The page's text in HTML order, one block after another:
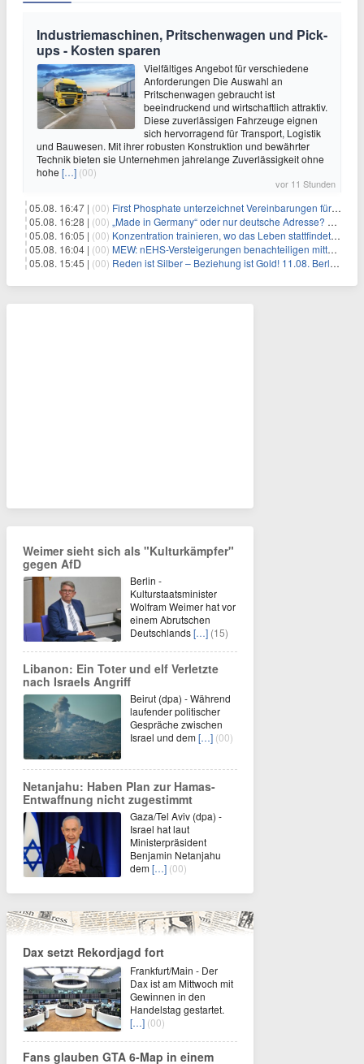
Industriemaschinen, Pritschenwagen und Pick-
ups - Kosten sparen
Vielfältiges Angebot für verschiedene
Anforderungen Die Auswahl an
Pritschenwagen gebraucht ist
beeindruckend und wirtschaftlich attraktiv.
Diese zuverlässigen Fahrzeuge eignen
sich hervorragend für Transport, Logistik
und Bauwesen. Mit ihrer robusten Konstruktion und bewährter
Technik bieten sie Unternehmen jahrelange Zuverlässigkeit ohne
hohe […] (00)
vor 11 Stunden
05.08. 16:47 | (00) First Phosphate unterzeichnet Vereinbarungen für nicht zu refundierende Zuwendungen in Höhe von 4,84 Mio. $ von der kanadischen Regierung für Straßeninfrastruktur und Stromübertragungsleitungen
05.08. 16:28 | (00) „Made in Germany“ oder nur deutsche Adresse? So erkennen Sie, wo Ihre Leiterplatten wirklich gefertigt werden
05.08. 16:05 | (00) Konzentration trainieren, wo das Leben stattfindet: Mobile EEG-Technologie bringt Neurofeedback in den Alltag
05.08. 16:04 | (00) MEW: nEHS-Versteigerungen benachteiligen mittelständische Unternehmen
05.08. 15:45 | (00) Reden ist Silber – Beziehung ist Gold! 11.08. Berlin – 18:30 Uhr
Weimer sieht sich als "Kulturkämpfer"
gegen AfD
Berlin -
Kulturstaatsminister
Wolfram Weimer hat vor
einem Abrutschen
Deutschlands[…] (15)
Libanon: Ein Toter und elf Verletzte
nach Israels Angriff
Beirut (dpa) - Während
laufender politischer
Gespräche zwischen
Israel und dem[…] (00)
Netanjahu: Haben Plan zur Hamas-
Entwaffnung nicht zugestimmt
Gaza/Tel Aviv (dpa) -
Israel hat laut
Ministerpräsident
Benjamin Netanjahu
dem[…] (00)
Dax setzt Rekordjagd fort
Frankfurt/Main - Der
Dax ist am Mittwoch mit
Gewinnen in den
Handelstag gestartet.
[…] (00)
Fans glauben GTA 6-Map in einem